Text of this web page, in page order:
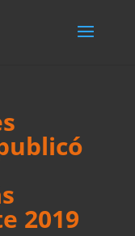
2019